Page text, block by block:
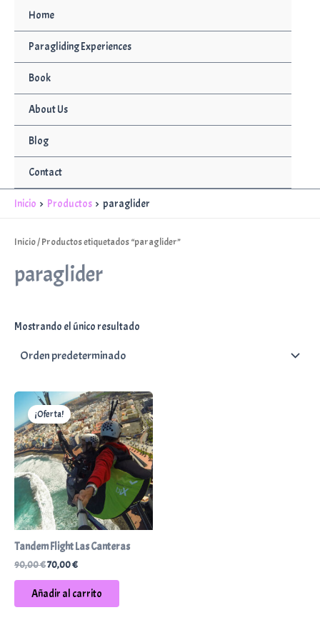
contenido
Home
Paragliding Experiences
Book
About Us
Blog
Contact
Inicio Productos paraglider
Inicio/ Productos etiquetados “paraglider”
paraglider
Mostrando el único resultado
¡Oferta!
Tandem Flight Las Canteras
90,00€El
original
era:
70,00€El
actual
es:
Añadir al carrito